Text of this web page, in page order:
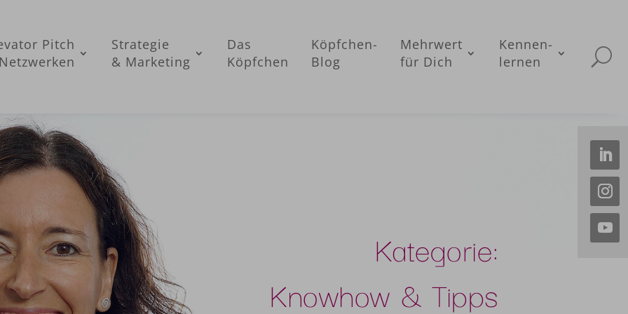
Pitch
Strategie
& Marketing
Das
Köpfchen
Köpfchen-
Blog
Mehrwert
für Dich
Kennen-
lernen
Kategorie:
Knowhow & Tipps